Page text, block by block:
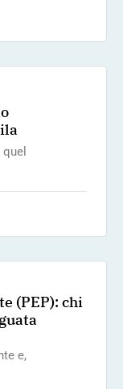
(PEP): chi
e,